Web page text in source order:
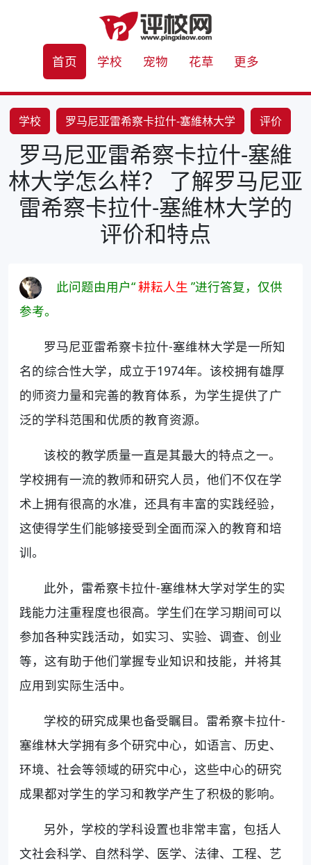
首页 学校 宠物 花草 更多
学校 罗马尼亚雷希察卡拉什-塞維林大学
评价
特点
罗马尼亚雷希察卡拉什-塞維
林大学怎么样？ 了解罗马尼亚
雷希察卡拉什-塞維林大学的
评价和特点
此问题由用户“耕耘人生 ”进行答复，仅供
参考。
罗马尼亚雷希察卡拉什-塞维林大学是一所知
名的综合性大学，成立于1974年。该校拥有雄厚
的师资力量和完善的教育体系，为学生提供了广
泛的学科范围和优质的教育资源。
该校的教学质量一直是其最大的特点之一。
学校拥有一流的教师和研究人员，他们不仅在学
术上拥有很高的水准，还具有丰富的实践经验，
这使得学生们能够接受到全面而深入的教育和培
训。
此外，雷希察卡拉什-塞维林大学对学生的实
践能力注重程度也很高。学生们在学习期间可以
参加各种实践活动，如实习、实验、调查、创业
等，这有助于他们掌握专业知识和技能，并将其
应用到实际生活中。
学校的研究成果也备受瞩目。雷希察卡拉什-
塞维林大学拥有多个研究中心，如语言、历史、
环境、社会等领域的研究中心，这些中心的研究
成果都对学生的学习和教学产生了积极的影响。
另外，学校的学科设置也非常丰富，包括人
文社会科学、自然科学、医学、法律、工程、艺